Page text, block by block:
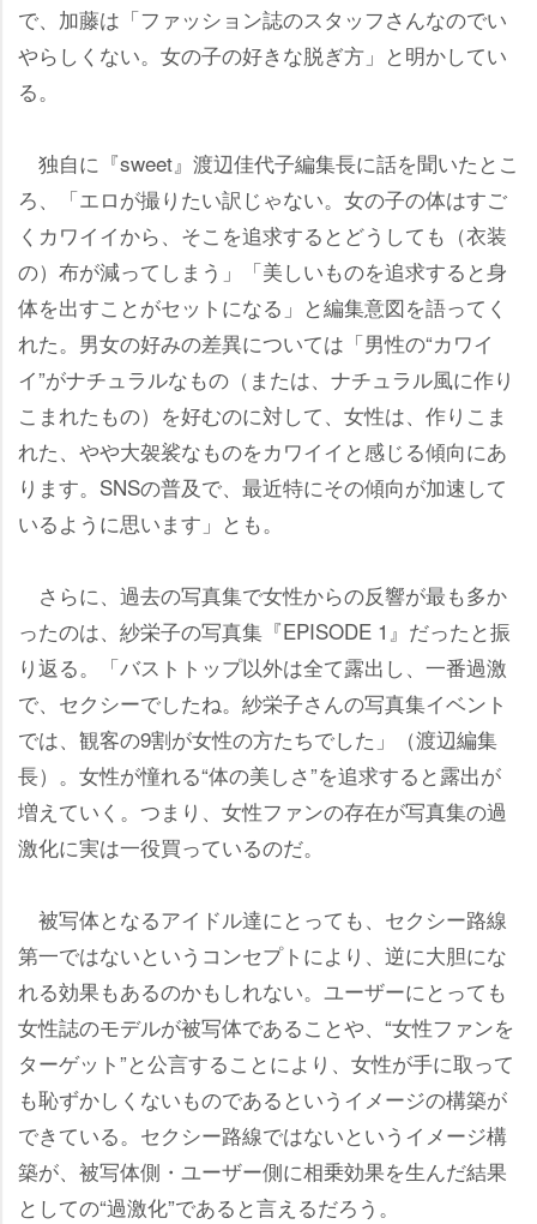
で、加藤は「ファッション誌のスタッフさんなのでい
らしくない。女の子の好きな脱ぎ方」と明かしてい
る。
独自に『sweet』渡辺佳代子編集長に話を聞いたとこ
ろ、「エロが撮りたい訳じゃない。女の子の体はすご
くカワイイから、そこを追求するとどうしても（衣装
の）布が減ってしまう」「美しいものを追求すると身
体を出すことがセットになる」と編集意図を語ってく
れた。男女の好みの差異については「男性の“カワイ
イ”がナチュラルなもの（または、ナチュラル風に作り
こまれたもの）を好むのに対して、女性は、作りこま
れた、やや大袈裟なものをカワイイと感じる傾向にあ
ります。SNSの普及で、最近特にその傾向が加速して
いるように思います」とも。
さらに、過去の写真集で女性からの反響が最も多か
ったのは、紗栄子の写真集『EPISODE 1』だったと振
り返る。「バストトップ以外は全て露出し、一番過激
で、セクシーでしたね。紗栄子さんの写真集イベント
では、観客の9割が女性の方たちでした」（渡辺編集
長）。女性が憧れる“体の美しさ”を追求すると露出が
増えていく。つまり、女性ファンの存在が写真集の過
激化に実は一役買っているのだ。
被写体となるアイドル達にとっても、セクシー路線
第一ではないというコンセプトにより、逆に大胆にな
れる効果もあるのかもしれない。ユーザーにとっても
女性誌のモデルが被写体であることや、“女性ファンを
ターゲット”と公言することにより、女性が手に取って
も恥ずかしくないものであるというイメージの構築が
できている。セクシー路線ではないというイメージ構
築が、被写体側・ユーザー側に相乗効果を生んだ結果
としての“過激化”であると言えるだろう。